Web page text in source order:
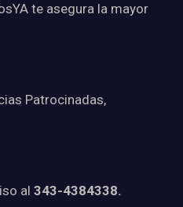
te asegura la mayor
Patrocinadas,
al 343-4384338.